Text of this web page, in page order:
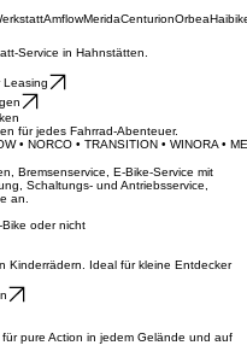
AmflowMeridaCenturion
Service in Hahnstätten.
für jedes Fahrrad-Abenteuer.
• NORCO • TRANSITION • WINORA •
Bremsenservice, E-Bike-Service mit
Schaltungs- und Antriebsservice,
an.
oder nicht
Kinderrädern. Ideal für kleine Entdecker